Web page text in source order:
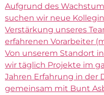
Aufgrund des
suchen wir neue
Verstärkung unseres
erfahrenen Vorarbeiter
Von unserem Standort
wir täglich Projekte im
Jahren Erfahrung in der
gemeinsam mit Bunt